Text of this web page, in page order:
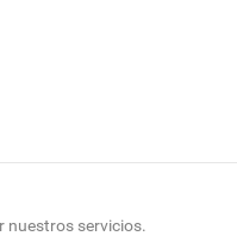
nuestros servicios.